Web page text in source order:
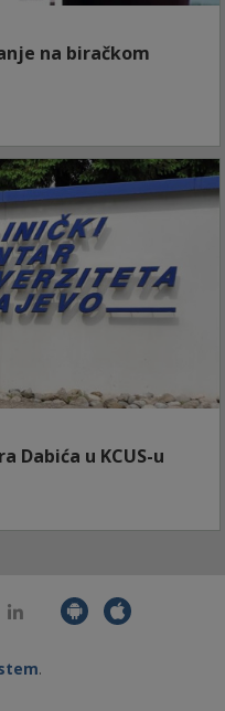
na biračkom
Dabića u KCUS-u
.